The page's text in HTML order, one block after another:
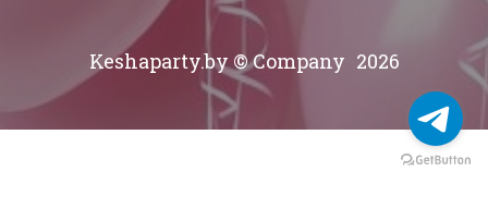
Keshaparty.by © Company 2026